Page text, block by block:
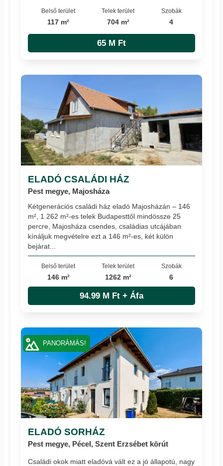
Belső terület
117 m²
Telek terület
704 m²
Szobák
4
65 M Ft
ELADÓ CSALÁDI HÁZ
Pest megye, Majosháza
Kétgenerációs családi ház eladó Majosházán – 146
m², 1.262 m²-es telek Budapesttől mindössze 25
percre, Majosháza csendes, családias utcájában
kínáljuk megvételre ezt a 146 m²-es, két külön
bejárat...
Belső terület
146 m²
Telek terület
1262 m²
Szobák
6
94.99 M Ft + Áfa
ELADÓ SORHÁZ
Pest megye, Pécel, Szent Erzsébet körút
Családi okok miatt eladóvá vált ez a jó állapotú, nagy
PANORÁMÁS!